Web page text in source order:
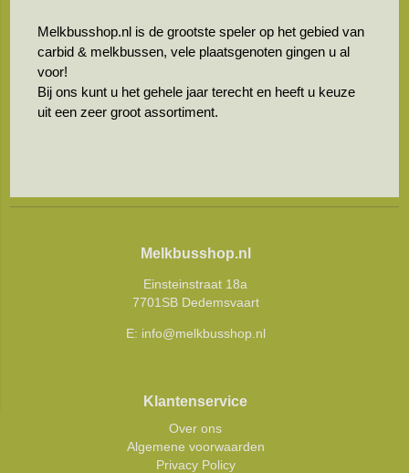
Melkbusshop.nl is de grootste speler op het gebied van
carbid & melkbussen, vele plaatsgenoten gingen u al
voor!
Bij ons kunt u het gehele jaar terecht en heeft u keuze
uit een zeer groot assortiment.
Melkbusshop.nl
Einsteinstraat 18a
7701SB Dedemsvaart
E: info@melkbusshop.nl
Klantenservice
Over ons
Algemene voorwaarden
Privacy Policy